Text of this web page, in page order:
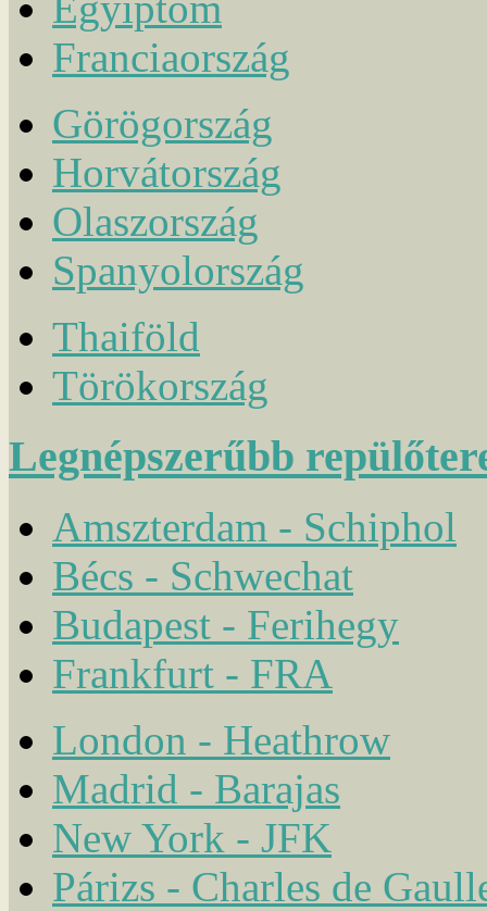
Franciaország
Görögország
Horvátország
Olaszország
Spanyolország
Thaiföld
Törökország
Legnépszerűbb
Amszterdam - Schiphol
Bécs - Schwechat
Budapest - Ferihegy
Frankfurt - FRA
London - Heathrow
Madrid - Barajas
New York - JFK
Párizs - Charles de